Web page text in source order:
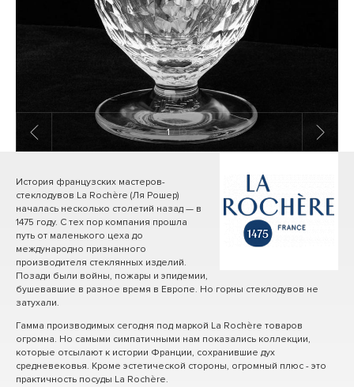
1/ 10
История французских мастеров-
стеклодувов La Rochère (Ля Рошер)
началась несколько столетий назад — в
1475 году. С тех пор компания прошла
путь от маленького цеха до
международно признанного
производителя стеклянных изделий.
Позади были войны, пожары и эпидемии,
бушевавшие в разное время в Европе. Но горны стеклодувов не
затухали.
Гамма производимых сегодня под маркой La Rochère товаров
огромна. Но самыми симпатичными нам показались коллекции,
которые отсылают к истории Франции, сохранившие дух
средневековья. Кроме эстетической стороны, огромный плюс - это
практичность посуды La Rochère.